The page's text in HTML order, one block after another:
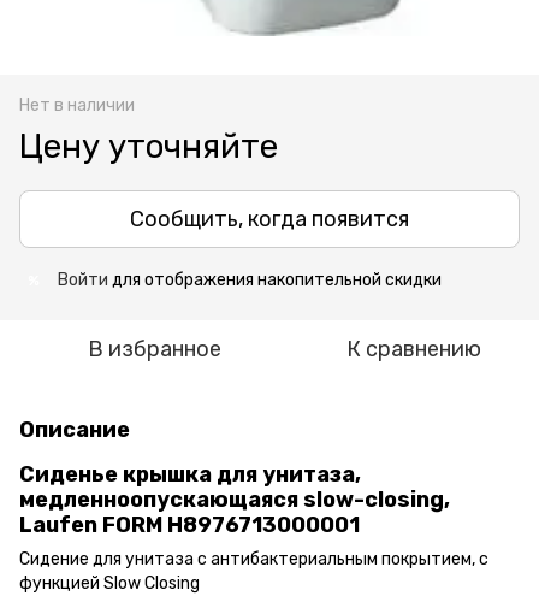
Нет в наличии
Цену уточняйте
Сообщить, когда появится
Войти для отображения накопительной скидки
В избранное К сравнению
Описание
Сиденье крышка для унитаза,
медленноопускающаяся slow-closing,
Laufen FORM H8976713000001
Сидение для унитаза с антибактериальным покрытием, с
функцией Slow Closing